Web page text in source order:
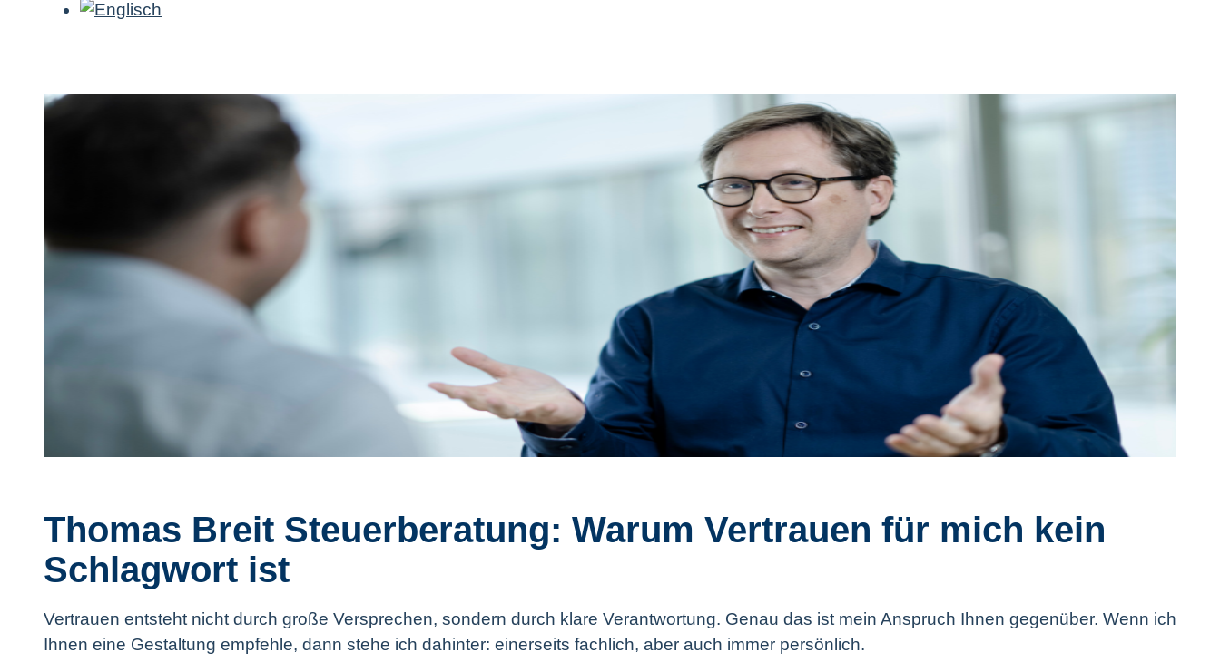
Thomas Breit Steuerberatung: Warum Vertrauen für mich kein
Schlagwort ist
Vertrauen entsteht nicht durch große Versprechen, sondern durch klare Verantwortung. Genau das ist mein Anspruch Ihnen gegenüber. Wenn ich
Ihnen eine Gestaltung empfehle, dann stehe ich dahinter: einerseits fachlich, aber auch immer persönlich.